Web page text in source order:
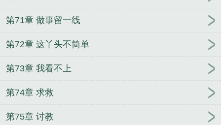
第71章 做事留一线
第72章 这丫头不简单
第73章 我看不上
第74章 求救
第75章 讨教